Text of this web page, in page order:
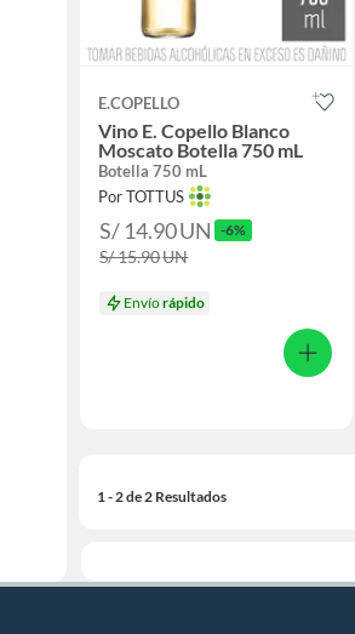
E.COPELLO
Vino E. Copello Blanco
Moscato Botella 750 mL
Botella 750 mL
Por TOTTUS
S/ 14.90UN -6%
S/ 15.90UN
Envíorápido
1 - 2 de 2 Resultados